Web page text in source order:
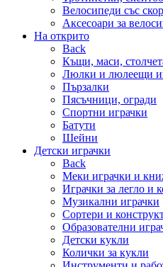
Велосипеди със
Аксесоари за
На открито
Back
Къщи, маси,
Люлки и люлеещи
Пързалки
Пясъчници, огради
Спортни играчки
Батути
Шейни
Детски играчки
Back
Меки играчки и
Играчки за легло и
Музикални играчки
Сортери и
Образователни
Детски кукли
Колички за кукли